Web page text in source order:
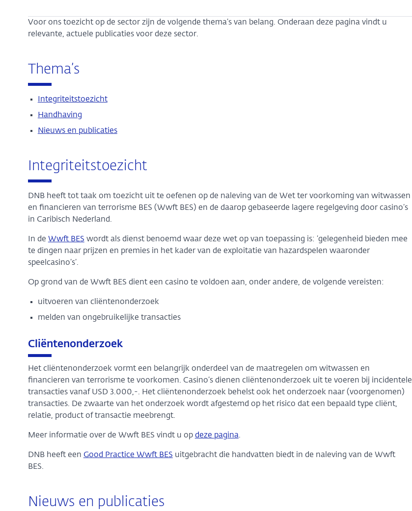
Voor ons toezicht op de sector zijn de volgende thema’s van belang. Onderaan deze pagina vindt u
relevante, actuele publicaties voor deze sector.
Thema’s
Integriteitstoezicht
Handhaving
Nieuws en publicaties
Integriteitstoezicht
DNB heeft tot taak om toezicht uit te oefenen op de naleving van de Wet ter voorkoming van witwassen
en financieren van terrorisme BES (Wwft BES) en de daarop gebaseerde lagere regelgeving door casino’s
in Caribisch Nederland.
In de Wwft BES wordt als dienst benoemd waar deze wet op van toepassing is: ‘gelegenheid bieden mee
te dingen naar prijzen en premies in het kader van de exploitatie van hazardspelen waaronder
speelcasino’s’.
Op grond van de Wwft BES dient een casino te voldoen aan, onder andere, de volgende vereisten:
uitvoeren van cliëntenonderzoek
melden van ongebruikelijke transacties
Cliëntenonderzoek
Het cliëntenonderzoek vormt een belangrijk onderdeel van de maatregelen om witwassen en
financieren van terrorisme te voorkomen. Casino’s dienen cliëntenonderzoek uit te voeren bij incidentele
transacties vanaf USD 3.000,-. Het cliëntenonderzoek behelst ook het onderzoek naar (voorgenomen)
transacties. De zwaarte van het onderzoek wordt afgestemd op het risico dat een bepaald type cliënt,
relatie, product of transactie meebrengt.
Meer informatie over de Wwft BES vindt u op deze pagina.
DNB heeft een Good Practice Wwft BES uitgebracht die handvatten biedt in de naleving van de Wwft
BES.
Nieuws en publicaties